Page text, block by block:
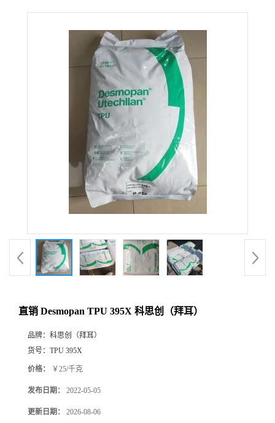
直销 Desmopan TPU 395X 科思创（拜耳）
品牌： 科思创（拜耳）
货号： TPU 395X
价格： ￥25/千克
发布日期： 2022-05-05
更新日期： 2026-08-06